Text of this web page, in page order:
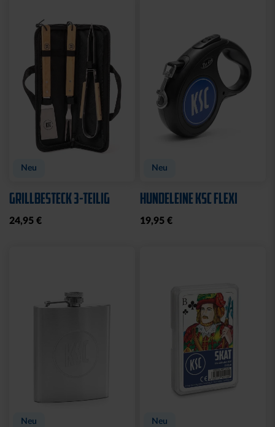
Neu
GRILLBESTECK 3-TEILIG
24,95 €
Neu
HUNDELEINE KSC FLEXI
19,95 €
Neu Neu